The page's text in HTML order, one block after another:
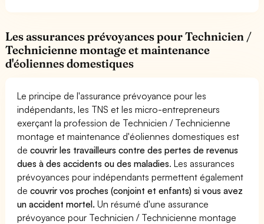
Les assurances prévoyances pour Technicien /
Technicienne montage et maintenance
d'éoliennes domestiques
Le principe de l'assurance prévoyance pour les
indépendants, les TNS et les micro-entrepreneurs
exerçant la profession de Technicien / Technicienne
montage et maintenance d'éoliennes domestiques est
decouvrir les travailleurs contre des pertes de revenus
dues à des accidents ou des maladies. Les assurances
prévoyances pour indépendants permettent également
decouvrir vos proches (conjoint et enfants) si vous avez
un accident mortel. Un résumé d'une assurance
prévoyance pour Technicien / Technicienne montage